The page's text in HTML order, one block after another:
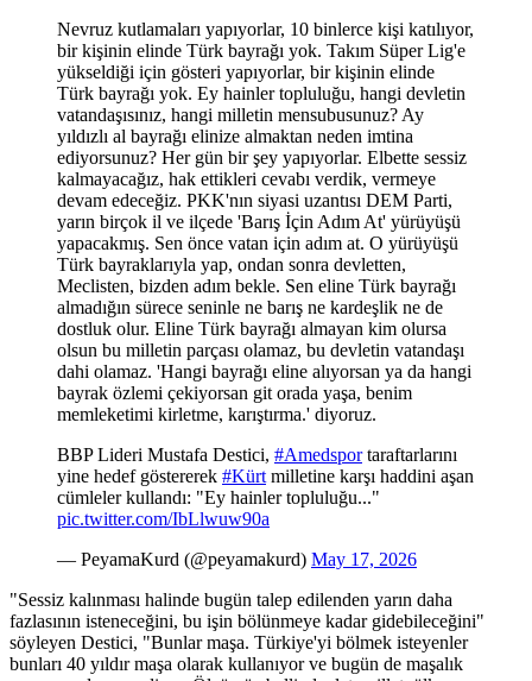
Nevruz kutlamaları yapıyorlar, 10 binlerce kişi katılıyor,
bir kişinin elinde Türk bayrağı yok. Takım Süper Lig'e
yükseldiği için gösteri yapıyorlar, bir kişinin elinde
Türk bayrağı yok. Ey hainler topluluğu, hangi devletin
vatandaşısınız, hangi milletin mensubusunuz? Ay
yıldızlı al bayrağı elinize almaktan neden imtina
ediyorsunuz? Her gün bir şey yapıyorlar. Elbette sessiz
kalmayacağız, hak ettikleri cevabı verdik, vermeye
devam edeceğiz. PKK'nın siyasi uzantısı DEM Parti,
yarın birçok il ve ilçede 'Barış İçin Adım At' yürüyüşü
yapacakmış. Sen önce vatan için adım at. O yürüyüşü
Türk bayraklarıyla yap, ondan sonra devletten,
Meclisten, bizden adım bekle. Sen eline Türk bayrağı
almadığın sürece seninle ne barış ne kardeşlik ne de
dostluk olur. Eline Türk bayrağı almayan kim olursa
olsun bu milletin parçası olamaz, bu devletin vatandaşı
dahi olamaz. 'Hangi bayrağı eline alıyorsan ya da hangi
bayrak özlemi çekiyorsan git orada yaşa, benim
memleketimi kirletme, karıştırma.' diyoruz.
BBP Lideri Mustafa Destici, #Amedsportaraftarlarını
yine hedef göstererek #Kürt milletine karşı haddini aşan
cümleler kullandı: "Ey hainler topluluğu..."
pic.twitter.com/IbLlwuw90a
— PeyamaKurd (@peyamakurd) May 17, 2026
"Sessiz kalınması halinde bugün talep edilenden yarın daha
fazlasının isteneceğini, bu işin bölünmeye kadar gidebileceğini"
söyleyen Destici, "Bunlar maşa. Türkiye'yi bölmek isteyenler
bunları 40 yıldır maşa olarak kullanıyor ve bugün de maşalık